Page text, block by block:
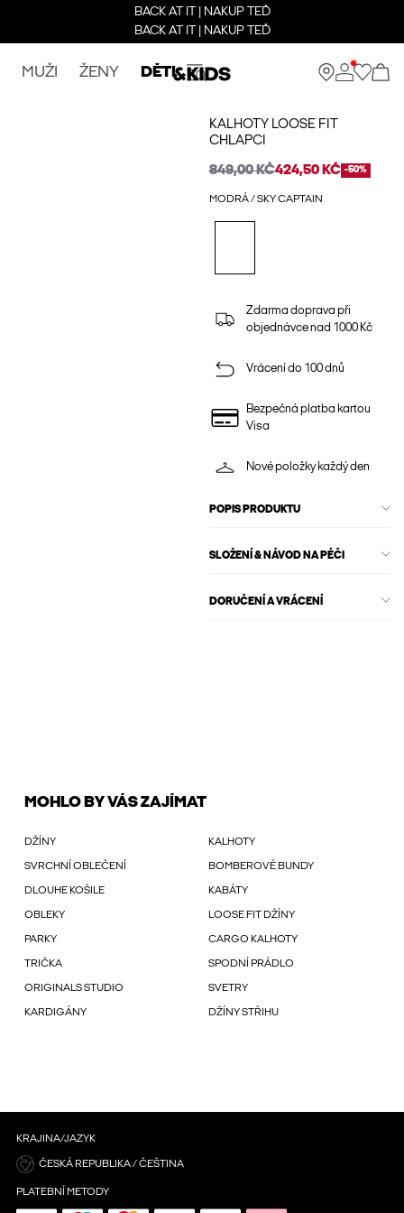
BACK AT IT | NAKUP TEĎ
BACK AT IT | NAKUP TEĎ
MUŽI ŽENY DĚTI
KALHOTY LOOSE FIT
CHLAPCI
849,00 KČ424,50 KČ -50%
MODRÁ / SKY CAPTAIN
Zdarma doprava při
objednávce nad 1000 Kč
Vrácení do 100 dnů
Bezpečná platba kartou
Visa
Nové položky každý den
POPIS PRODUKTU
SLOŽENÍ & NÁVOD NA PÉČI
DORUČENÍ A VRÁCENÍ
MOHLO BY VÁS ZAJÍMAT
DŽÍNY KALHOTY
SVRCHNÍ OBLEČENÍ BOMBEROVÉ BUNDY
DLOUHE KOŠILE KABÁTY
OBLEKY LOOSE FIT DŽÍNY
PARKY CARGO KALHOTY
TRIČKA SPODNÍ PRÁDLO
ORIGINALS STUDIO SVETRY
KARDIGÁNY DŽÍNY STŘIHU
KRAJINA/JAZYK
ČESKÁ REPUBLIKA / ČEŠTINA
PLATEBNÍ METODY